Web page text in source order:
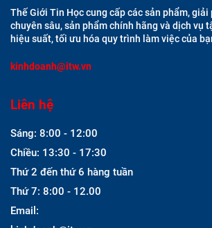
Thế Giới Tin Học cung cấp các sản phẩm, giải
chuyên sâu, sản phẩm chính hãng và dịch vụ
hiệu suất, tối ưu hóa quy trình làm việc của
kinhdoanh@itw.vn
Liên hệ
Sáng: 8:00 - 12:00
Chiều: 13:30 - 17:30
Thứ 2 đến thứ 6 hàng tuần
Thứ 7: 8:00 - 12.00
Email: